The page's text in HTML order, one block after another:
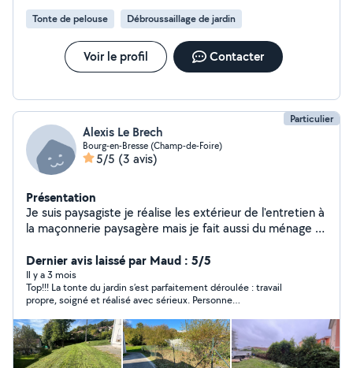
Tonte de pelouse Débroussaillage de jardin
Voir le profil Contacter
Particulier
Alexis Le Brech
Bourg-en-Bresse (Champ-de-Foire)
5/5 (3 avis)
Présentation
Je suis paysagiste je réalise les extérieur de l'entretien à
la maçonnerie paysagère mais je fait aussi du ménage et
peux d'argent de poche
Dernier avis laissé par Maud : 5/5
Il y a 3 mois
Top!!! La tonte du jardin s’est parfaitement déroulée : travail
propre, soigné et réalisé avec sérieux. Personne
recommande Alexis sans hésiter !!